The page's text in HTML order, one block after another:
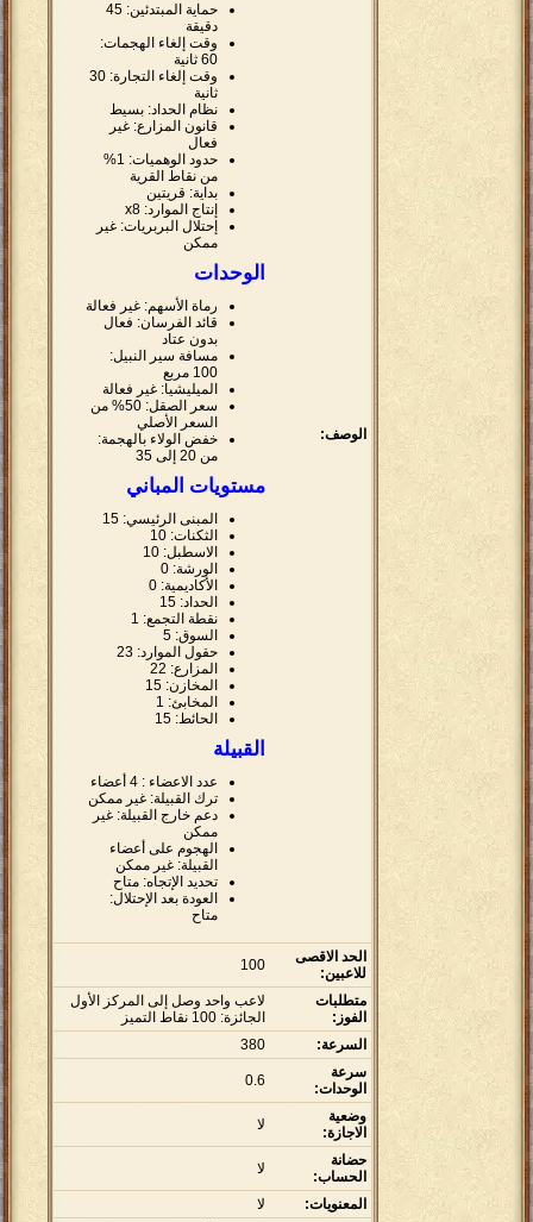
الوصف:
حماية المبتدئين: 45
دقيقة
وقت إلغاء الهجمات:
60 ثانية
وقت إلغاء التجارة: 30
ثانية
نظام الحداد: بسيط
قانون المزارع: غير
فعال
حدود الوهميات: 1%
من نقاط القرية
بداية: قريتين
إنتاج الموارد: x8
إحتلال البربريات: غير
ممكن
الوحدات
رماة الأسهم: غير فعالة
قائد الفرسان: فعال
بدون عتاد
مسافة سير النبيل:
100 مربع
الميليشيا: غير فعالة
سعر الصقل: 50% من
السعر الأصلي
خفض الولاء بالهجمة:
من 20 إلى 35
مستويات المباني
المبنى الرئيسي: 15
الثكنات: 10
الاسطبل: 10
الورشة: 0
الأكاديمية: 0
الحداد: 15
نقطة التجمع: 1
السوق: 5
حقول الموارد: 23
المزارع: 22
المخازن: 15
المخابئ: 1
الحائط: 15
القبيلة
عدد الاعضاء : 4 أعضاء
ترك القبيلة: غير ممكن
دعم خارج القبيلة: غير
ممكن
الهجوم على أعضاء
القبيلة: غير ممكن
تحديد الإتجاه: متاح
العودة بعد الإحتلال:
متاح
الحد الاقصى
للاعبين:
100
متطلبات
الفوز:
لاعب واحد وصل إلى المركز الأول
الجائزة: 100 نقاط التميز
السرعة:
380
سرعة
الوحدات:
0.6
وضعية
الاجازة:
لا
حضانة
الحساب:
لا
المعنويات: لا